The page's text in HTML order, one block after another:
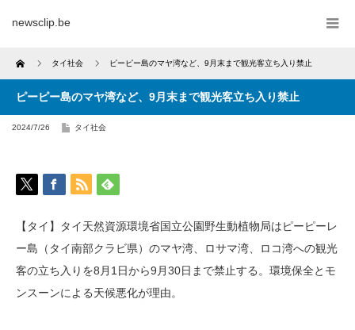
newsclip.be
Home タイ社会 ピーピー島のマヤ湾など、9月末まで観光客立ち入り禁止
ピーピー島のマヤ湾など、9月末まで観光客立ち入り禁止
2024/7/26 タイ社会
【タイ】タイ天然資源環境省国立公園野生動植物局はピーピーレ
ー島（タイ南部クラビ県）のマヤ湾、ロサマ湾、ロコ湾への観光
客の立ち入りを8月1日から9月30日まで禁止する。環境保全とモ
ンスーンによる天候悪化が理由。